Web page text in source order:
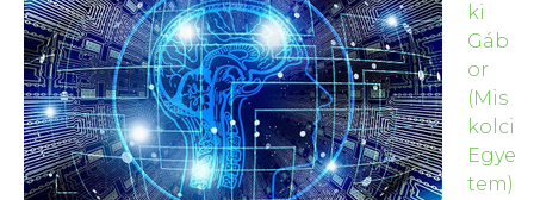
ki
Gáb
or
(Mis
kolci
Egye
tem)